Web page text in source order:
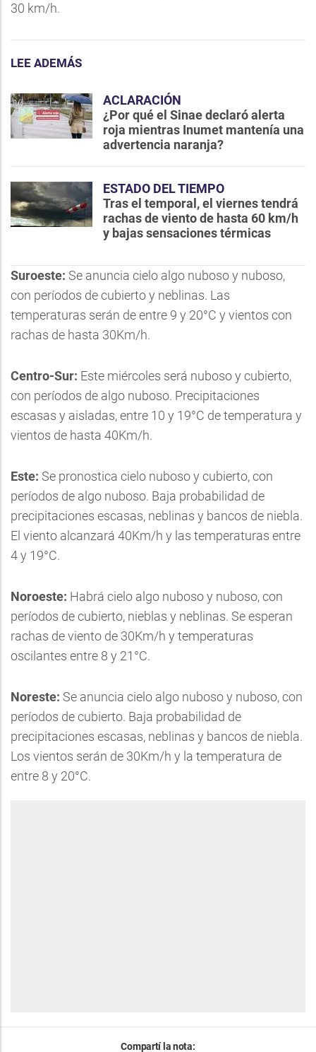
30 km/h.
LEE ADEMÁS
ACLARACIÓN
¿Por qué el Sinae declaró alerta
roja mientras Inumet mantenía una
advertencia naranja?
ESTADO DEL TIEMPO
Tras el temporal, el viernes tendrá
rachas de viento de hasta 60 km/h
y bajas sensaciones térmicas
Suroeste: Se anuncia cielo algo nuboso y nuboso,
con períodos de cubierto y neblinas. Las
temperaturas serán de entre 9 y 20°C y vientos con
rachas de hasta 30Km/h.
Centro-Sur: Este miércoles será nuboso y cubierto,
con períodos de algo nuboso. Precipitaciones
escasas y aisladas, entre 10 y 19°C de temperatura y
vientos de hasta 40Km/h.
Este: Se pronostica cielo nuboso y cubierto, con
períodos de algo nuboso. Baja probabilidad de
precipitaciones escasas, neblinas y bancos de niebla.
El viento alcanzará 40Km/h y las temperaturas entre
4 y 19°C.
Noroeste: Habrá cielo algo nuboso y nuboso, con
períodos de cubierto, nieblas y neblinas. Se esperan
rachas de viento de 30Km/h y temperaturas
oscilantes entre 8 y 21°C.
Noreste: Se anuncia cielo algo nuboso y nuboso, con
períodos de cubierto. Baja probabilidad de
precipitaciones escasas, neblinas y bancos de niebla.
Los vientos serán de 30Km/h y la temperatura de
entre 8 y 20°C.
Compartí la nota: